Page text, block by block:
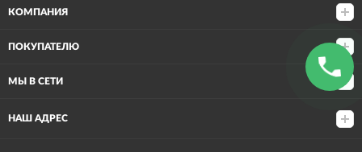
КОМПАНИЯ
ПОКУПАТЕЛЮ
МЫ В СЕТИ
НАШ АДРЕС